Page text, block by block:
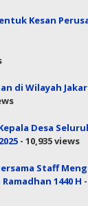
Kesan
di Wilayah
Desa
- 10,935 views
Staff
1440 H